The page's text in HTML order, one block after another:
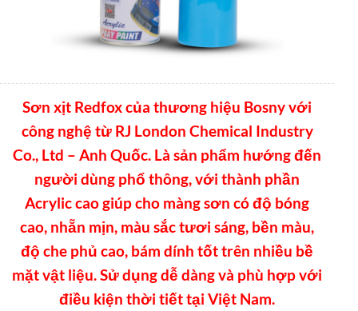
Sơn xịt Redfox của thương hiệu Bosny với
công nghệ từ RJ London Chemical Industry
Co., Ltd – Anh Quốc. Là sản phẩm hướng đến
người dùng phổ thông, với thành phần
Acrylic cao giúp cho màng sơn có độ bóng
cao, nhẵn mịn, màu sắc tươi sáng, bền màu,
độ che phủ cao, bám dính tốt trên nhiều bề
mặt vật liệu. Sử dụng dễ dàng và phù hợp với
điều kiện thời tiết tại Việt Nam.